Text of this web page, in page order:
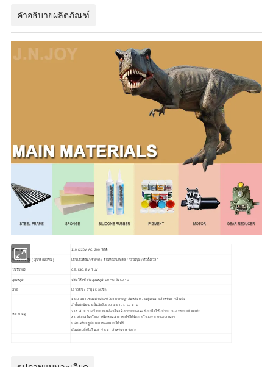
คำอธิบายผลิตภัณฑ์
เปิด / ปิด 110 /220V, AC, 200 วัตต์
ระบบควบคุม ( อุปกรณ์เสริม ) เซนเซอร์อินฟราเรด / รีโมทคอนโทรล / กล่องปุ่ม / ตัวตั้งเวลา
ใบรับรอง CE, ISO, BV, TUV
อุณหภูมิ ปรับให้ เข้ากับอุณหภูมิ -20 º C ถึง 50 º C
อายุ เยาวชน ( อายุ 15-35 ปี )
หมายเหตุ
1 ความยาวของผลิตภัณฑ์วัดจากกระดูกสันหลัง ความสูงเหมาะสำหรับการอ้างอิง
อีกทั้งยังมีขนาดอื่นอีกด้วยความ ยาว 1~50 ม . 2
3 เราสามารถสร้างภาพเคลื่อนไหวด้วยระบบมอเตอร์แบบไม่ใช้แปรงถ่านและระบบนิวแมติก
4 แอนิเมสโตรโนเสาร์ทั้งหมดสามารถใช้ได้ทั้งภายในและภายนอกอาคาร
5 จัดเตรียมรูปภาพการออกแบบได้ฟรี
ต้องตัดแพ็คไดโนเสาร์ 6 ม . สำหรับการจัดส่ง